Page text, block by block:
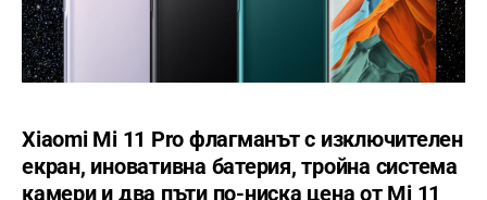
Xiaomi Mi 11 Pro флагманът с изключителен
екран, иновативна батерия, тройна система
камери и два пъти по-ниска цена от Mi 11